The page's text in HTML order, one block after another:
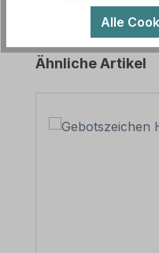
Produktgalerie
Ähnliche Artikel
Alle